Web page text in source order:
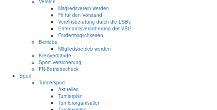
Vereine
Mitgliedsverein werden
Fit für den Vorstand
Vereinsberatung durch die LSBs
Ehrenamtsversicherung der VBG
Fördermöglichkeiten
Betriebe
Mitgliedsbetrieb werden
Kreisverbände
Sport-Versicherung
FN-Betriebecheck
Sport
Turniersport
Aktuelles
Turnierplan
Turnierorganisation